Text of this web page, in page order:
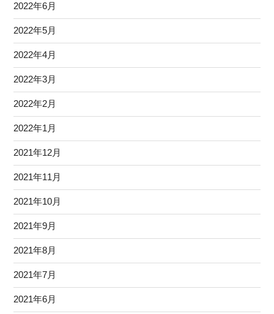
2022年6月
2022年5月
2022年4月
2022年3月
2022年2月
2022年1月
2021年12月
2021年11月
2021年10月
2021年9月
2021年8月
2021年7月
2021年6月